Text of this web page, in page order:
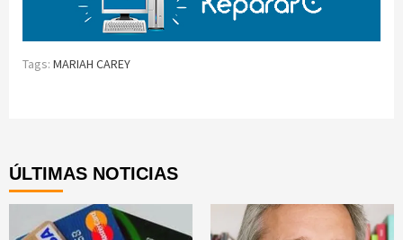
Tags: MARIAH CAREY
ÚLTIMAS NOTICIAS